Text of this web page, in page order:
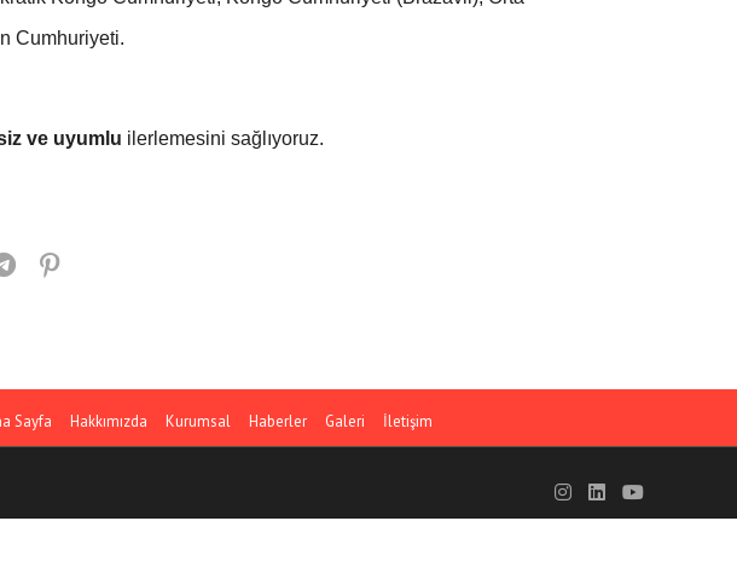
Cumhuriyeti.
ve uyumlu ilerlemesini sağlıyoruz.
Sayfa Hakkımızda Kurumsal Haberler Galeri İletişim